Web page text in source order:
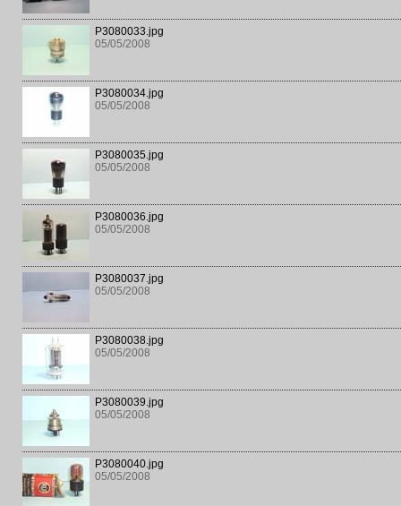
P3080033.jpg
05/05/2008
P3080034.jpg
05/05/2008
P3080035.jpg
05/05/2008
P3080036.jpg
05/05/2008
P3080037.jpg
05/05/2008
P3080038.jpg
05/05/2008
P3080039.jpg
05/05/2008
P3080040.jpg
05/05/2008